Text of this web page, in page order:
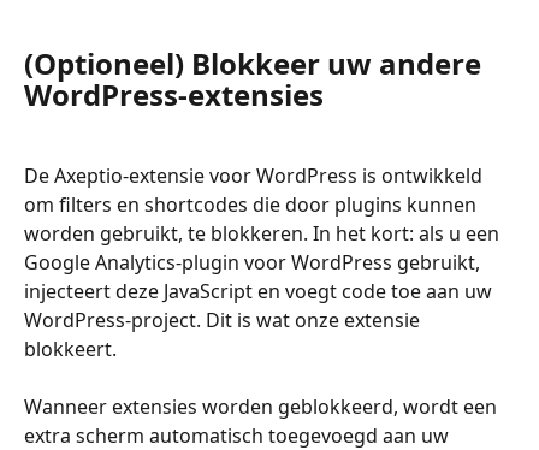
(Optioneel) Blokkeer uw andere
WordPress-extensies
De Axeptio-extensie voor WordPress is ontwikkeld
om filters en shortcodes die door plugins kunnen
worden gebruikt, te blokkeren. In het kort: als u een
Google Analytics-plugin voor WordPress gebruikt,
injecteert deze JavaScript en voegt code toe aan uw
WordPress-project. Dit is wat onze extensie
blokkeert.
Wanneer extensies worden geblokkeerd, wordt een
extra scherm automatisch toegevoegd aan uw